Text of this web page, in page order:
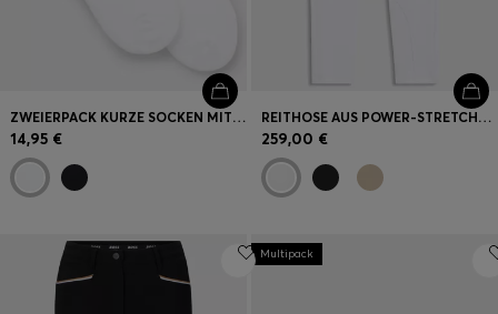
ZWEIERPACK KURZE SOCKEN MIT LOGO-DETAILS
14,95 €
REITHOSE AUS POWER-STRETCH-GEWEBE MIT VOLLBESATZ
259,00 €
Multipack